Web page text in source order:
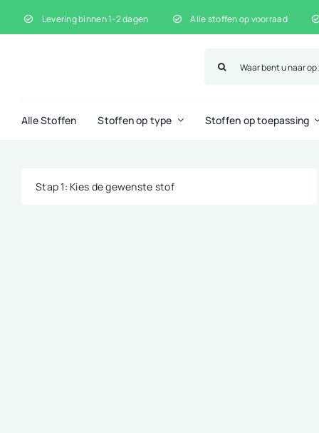
naar
Levering binnen 1-2 dagen Alle stoffen op voorraad
naar:
Alle Stoffen Stoffen op type Stoffen op toepassing
Stap 1: Kies de gewenste stof